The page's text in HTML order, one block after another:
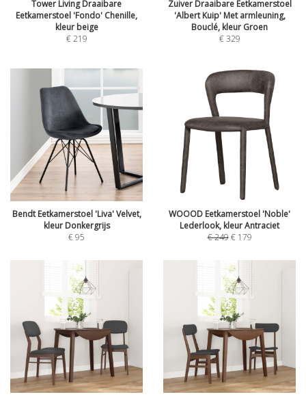
Tower Living Draaibare
Eetkamerstoel 'Fondo' Chenille,
kleur beige
€219
Zuiver Draaibare Eetkamerstoel
'Albert Kuip' Met armleuning,
Bouclé, kleur Groen
€329
Bendt Eetkamerstoel 'Liva' Velvet,
kleur Donkergrijs
€95
WOOOD Eetkamerstoel 'Noble'
Lederlook, kleur Antraciet
€249 € 179